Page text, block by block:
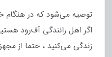
توصیه می‌شود که در هنگام
اگر اهل رانندگی آف‌رود
زندگی می‌کنید ، حتما از